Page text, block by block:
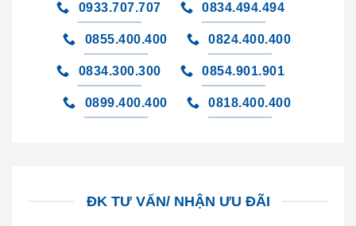
0933.707.707 0834.494.494
0855.400.400 0824.400.400
0834.300.300 0854.901.901
0899.400.400 0818.400.400
ĐK TƯ VẤN/ NHẬN ƯU ĐÃI